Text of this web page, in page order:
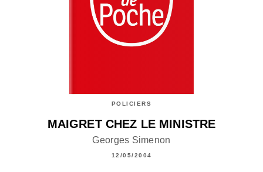
POLICIERS
MAIGRET CHEZ LE MINISTRE
Georges Simenon
12/05/2004